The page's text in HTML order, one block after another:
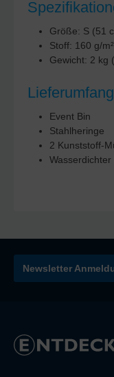
Größe: S (51
Stoff: 160 g/
Gewicht: 2 kg
Event Bin
Stahlheringe
2 Kunststoff-
Newsletter